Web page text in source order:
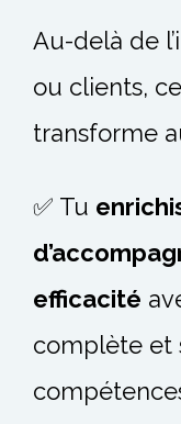
Au-delà de
ou clients,
transforme
✅ Tu
efficacité
complète et